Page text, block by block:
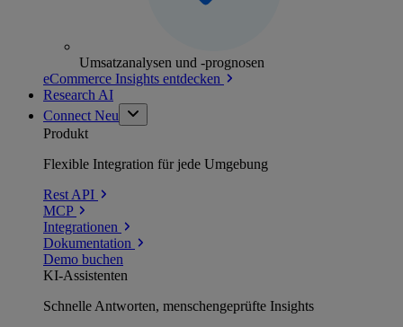
Umsatzanalysen und -prognosen
eCommerce Insights entdecken
Research AI
Connect Neu
Produkt
Flexible Integration für jede Umgebung
Rest API
MCP
Integrationen
Dokumentation
Demo buchen
KI-Assistenten
Schnelle Antworten, menschengeprüfte Insights